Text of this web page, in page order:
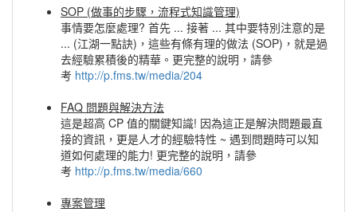
SOP (做事的步驟，流程式知識管理)
事情要怎麼處理? 首先 ... 接著 ... 其中要特別注意的是
... (江湖一點訣)，這些有條有理的做法 (SOP)，就是過
去經驗累積後的精華。更完整的說明，請參
考 http://p.fms.tw/media/204
FAQ 問題與解決方法
這是超高 CP 值的關鍵知識! 因為這正是解決問題最直
接的資訊，更是人才的經驗特性 ~ 遇到問題時可以知
道如何處理的能力! 更完整的說明，請參
考 http://p.fms.tw/media/660
專案管理